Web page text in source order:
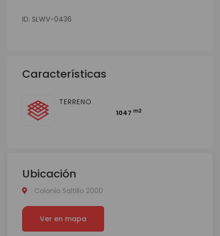
ID: SLWV-0436
Características
TERRENO
1047 m2
Ubicación
Colonia Saltillo 2000
Ver en mapa